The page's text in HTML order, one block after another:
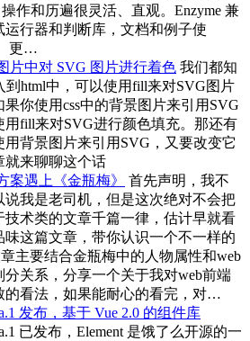
作和历遍很灵活、直观。Enzyme 兼
运行器和判断库，文档和例子使
更…
片中对 SVG 图片进行着色 我们都知
到html中，可以使用fill来对SVG图片
你使用css中的背景图片来引用SVG
用fill来对SVG进行颜色填充。那还有
背景图片来引用SVG，又要改变它
就来聊聊这个话
案遇上《金瓶梅》
首先声明，我不
说我是老司机，但是这次绝对不会把
技术类的文章千篇一律，估计早就看
味这篇文章，带你认识一个不一样的
主要结合金瓶梅中的人物属性和web
关系，分享一个关于我对web前端
的看法，如果能耐心的看完，对…
发布，基于 Vue 2.0 的组件库
已发布，Element 是饿了么开源的一